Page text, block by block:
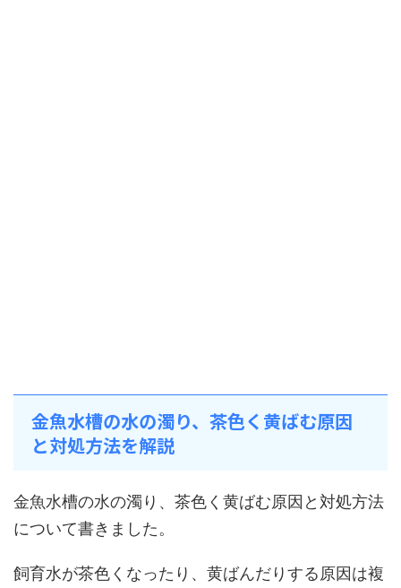
金魚水槽の水の濁り、茶色く黄ばむ原因
と対処方法を解説
金魚水槽の水の濁り、茶色く黄ばむ原因と対処方法
について書きました。
飼育水が茶色くなったり、黄ばんだりする原因は複